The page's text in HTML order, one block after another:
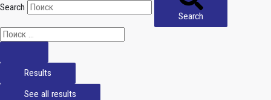
Search
Search
Results
See all results